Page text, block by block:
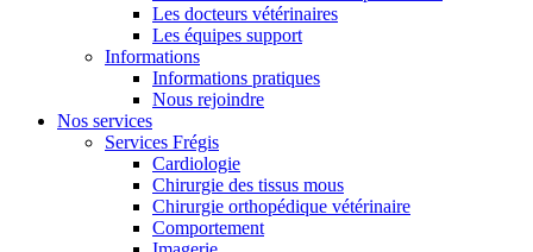
Les docteurs vétérinaires
Les équipes support
Informations
Informations pratiques
Nous rejoindre
Nos services
Services Frégis
Cardiologie
Chirurgie des tissus mous
Chirurgie orthopédique vétérinaire
Comportement